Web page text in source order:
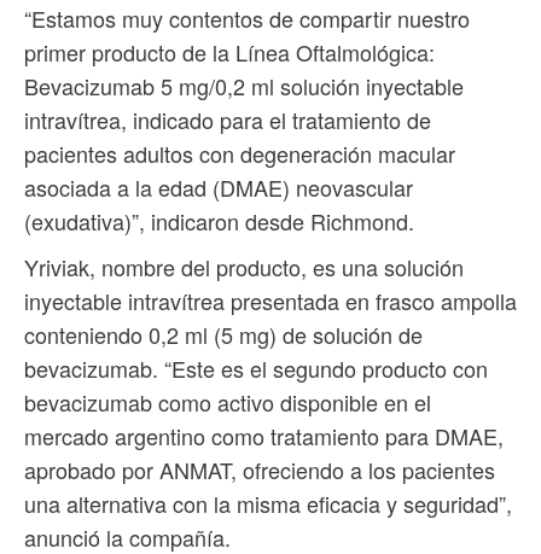
“Estamos muy contentos de compartir nuestro
primer producto de la Línea Oftalmológica:
Bevacizumab 5 mg/0,2 ml solución inyectable
intravítrea, indicado para el tratamiento de
pacientes adultos con degeneración macular
asociada a la edad (DMAE) neovascular
(exudativa)”, indicaron desde Richmond.
Yriviak, nombre del producto, es una solución
inyectable intravítrea presentada en frasco ampolla
conteniendo 0,2 ml (5 mg) de solución de
bevacizumab. “Este es el segundo producto con
bevacizumab como activo disponible en el
mercado argentino como tratamiento para DMAE,
aprobado por ANMAT, ofreciendo a los pacientes
una alternativa con la misma eficacia y seguridad”,
anunció la compañía.